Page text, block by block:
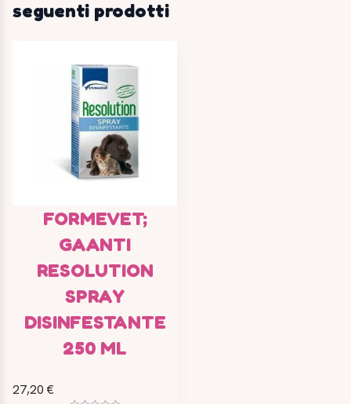
seguenti prodotti
FORMEVET;
GAANTI
RESOLUTION
SPRAY
DISINFESTANTE
250 ML
27,20 €